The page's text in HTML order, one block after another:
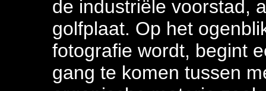
de industriële voorstad,
golfplaat. Op het
fotografie wordt, begint
gang te komen tussen